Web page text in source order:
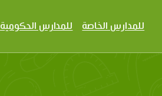
للمدارس الخاصة للمدارس الحكومية